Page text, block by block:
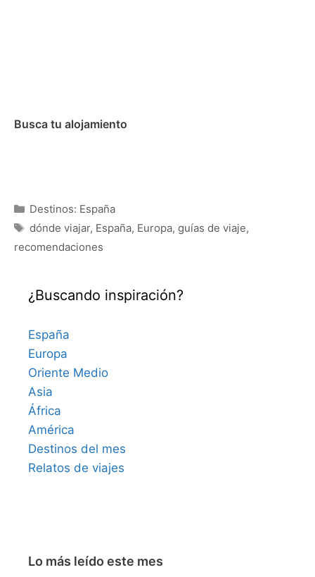
Busca tu alojamiento
Categorías
Destinos: España
Etiquetas
dónde viajar, España, Europa, guías de viaje,
recomendaciones
¿Buscando inspiración?
España
Europa
Oriente Medio
Asia
África
América
Destinos del mes
Relatos de viajes
Lo más leído este mes